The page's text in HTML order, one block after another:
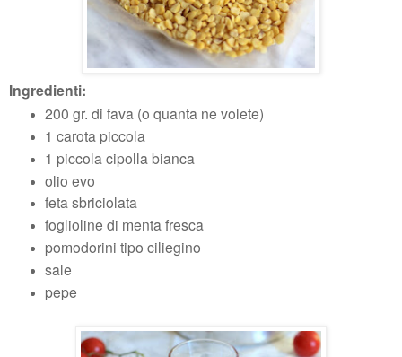
Ingredienti:
200 gr. di fava (o quanta ne volete)
1 carota piccola
1 piccola cipolla bianca
olio evo
feta sbriciolata
foglioline di menta fresca
pomodorini tipo ciliegino
sale
pepe